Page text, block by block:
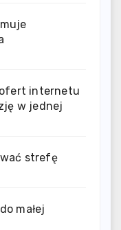
ofert internetu
w jednej
strefę
małej